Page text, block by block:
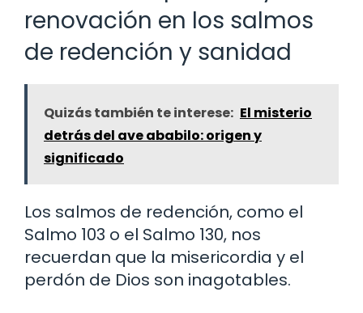
renovación en los salmos
de redención y sanidad
Quizás también te interese: El misterio
detrás del ave ababilo: origen y
significado
Los salmos de redención, como el
Salmo 103 o el Salmo 130, nos
recuerdan que la misericordia y el
perdón de Dios son inagotables.